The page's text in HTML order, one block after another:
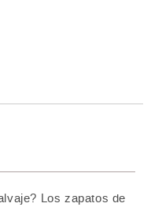
Los zapatos de